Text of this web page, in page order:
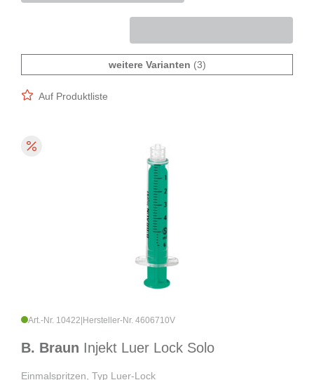
weitere Varianten (3)
Auf Produktliste
Art.-Nr. 10422 Hersteller-Nr. 4606710V
B. Braun Injekt Luer Lock Solo
Einmalspritzen, Typ Luer-Lock